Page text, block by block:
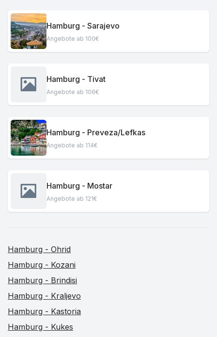
Hamburg - Sarajevo
Angebote ab 100€
Hamburg - Tivat
Angebote ab 106€
Hamburg - Preveza/Lefkas
Angebote ab 114€
Hamburg - Mostar
Angebote ab 121€
Hamburg - Ohrid
Hamburg - Kozani
Hamburg - Brindisi
Hamburg - Kraljevo
Hamburg - Kastoria
Hamburg - Kukes